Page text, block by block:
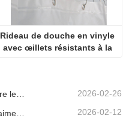
Rideau de douche en vinyle
avec œillets résistants à la
Abordable ou jetable ? Comprendre les nappes à prix réduit 2026-02-26
2026-02-12